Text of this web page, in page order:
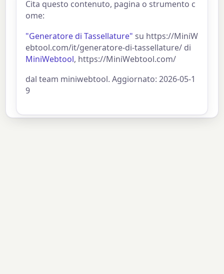
Cita questo contenuto, pagina o strumento c
ome:
"Generatore di Tassellature" su https://MiniW
ebtool.com/it/generatore-di-tassellature/ di
MiniWebtool, https://MiniWebtool.com/
dal team miniwebtool. Aggiornato: 2026-05-1
9